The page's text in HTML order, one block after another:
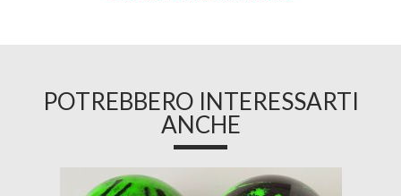
POTREBBERO INTERESSARTI
ANCHE